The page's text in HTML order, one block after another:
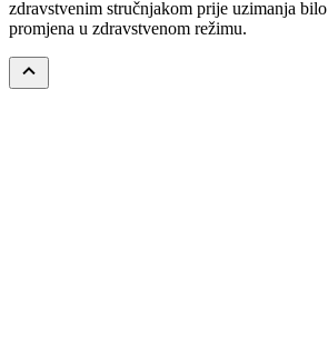
zdravstvenim stručnjakom prije uzimanja
promjena u zdravstvenom režimu.